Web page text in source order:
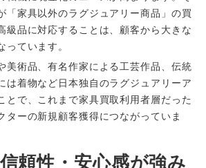
「家具以外のラグジュアリー商品」の買
級品に対応することは、顧客から大きな
っています。​
美術品、有名作家による工芸作品、伝統
は着物など日本独自のラグジュアリーア
とで、これまで家具買取利用者層だった
ターの新規顧客獲得につながっていま
頼性・安心感が強み